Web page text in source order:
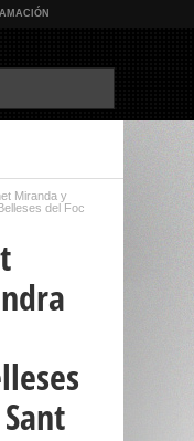
Miranda y
del Foc